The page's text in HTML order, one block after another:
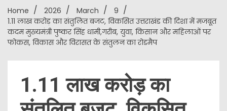
Home 2026 March
9
1.11 लाख करोड़ का संतुलित बजट, विकसित उत्तराखंड की दिशा में मजबूत
कदम मुख्यमंत्री पुष्कर सिंह धामी,गरीब, युवा, किसान और महिलाओं पर
फोकस, विकास और विरासत के संतुलन का रोडमैप
1.11 लाख करोड़ का